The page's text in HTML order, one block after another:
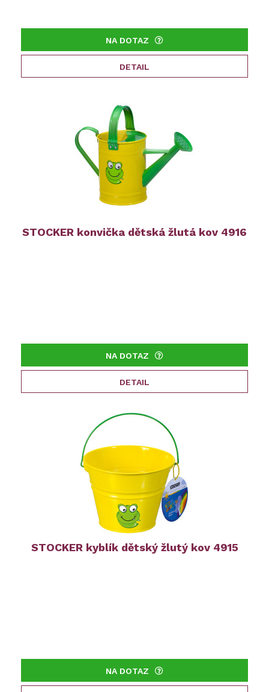
NA DOTAZ
DETAIL
STOCKER konvička dětská žlutá kov 4916
NA DOTAZ
DETAIL
STOCKER kyblík dětský žlutý kov 4915
NA DOTAZ